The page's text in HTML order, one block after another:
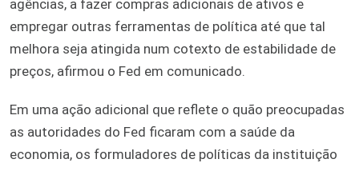
agências, a fazer compras adicionais de ativos e
empregar outras ferramentas de política até que tal
melhora seja atingida num cotexto de estabilidade de
preços, afirmou o Fed em comunicado.
Em uma ação adicional que reflete o quão preocupadas
as autoridades do Fed ficaram com a saúde da
economia, os formuladores de políticas da instituição